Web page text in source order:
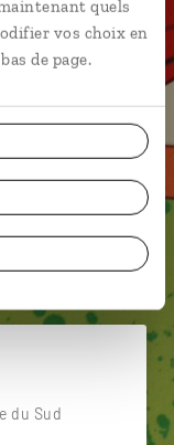
quels
vos choix en
de page.
?
Gqeberha
Graaff Reinet
du Sud